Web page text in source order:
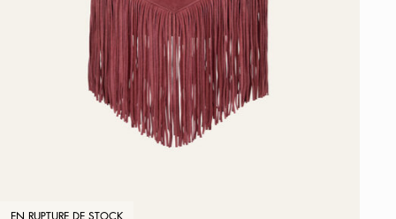
EN RUPTURE DE STOCK